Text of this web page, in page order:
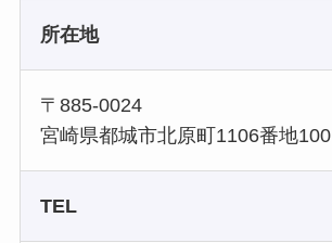
所在地
〒885-0024
宮崎県都城市北原町1106番地100
TEL